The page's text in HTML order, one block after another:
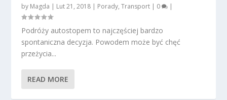
by Magda | Lut 21, 2018 | Porady,Transport | 0 |
Podróży autostopem to najczęściej bardzo
spontaniczna decyzja. Powodem może być chęć
przeżycia...
READ MORE